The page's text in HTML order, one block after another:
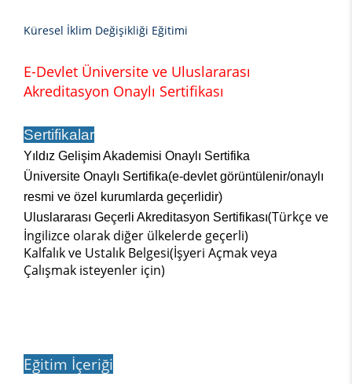
Küresel İklim Değişikliği Eğitimi
E-Devlet Üniversite ve Uluslararası
Akreditasyon Onaylı Sertifikası
Sertifikalar
Yıldız Gelişim Akademisi Onaylı Sertifika
Üniversite Onaylı Sertifika(e-devlet görüntülenir/onaylı
resmi ve özel kurumlarda geçerlidir)
Uluslararası Geçerli Akreditasyon Sertifikası(Türkçe ve
İngilizce olarak diğer ülkelerde geçerli)
Kalfalık ve Ustalık Belgesi(İşyeri Açmak veya
Çalışmak isteyenler için)
Eğitim İçeriği